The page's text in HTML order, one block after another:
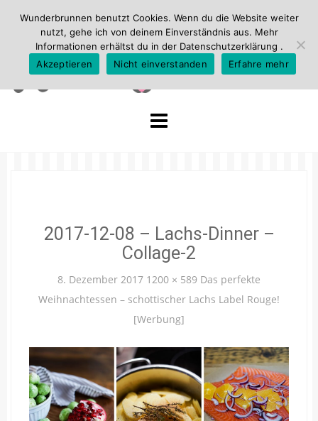
2017-12-08 – Lachs-Dinner –
Collage-2
8. Dezember 2017 1200 × 589 Das perfekte
Weihnachtessen – schottischer Lachs Label Rouge!
[Werbung]
Wunderbrunnen benutzt Cookies. Wenn du die Website weiter
nutzt, gehe ich von deinem Einverständnis aus. Mehr
Informationen erhältst du in der Datenschutzerklärung .
Akzeptieren
Nicht einverstanden Erfahre mehr